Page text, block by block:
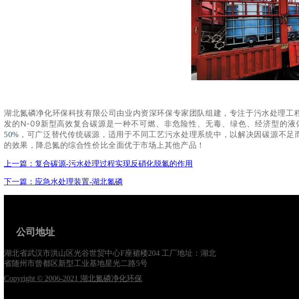
湖北氮磷净化环保科技有限公司由业内资深环保专家团队组建，专注于污水处理
发的N-09新型高效复合碳源是一种不可燃、非危险性、无毒、绿色、经济型的液
50% ，可广泛替代传统碳源，适用于不同工艺污水处理系统中，以解决因碳源不
的效果，降总氮的综合性价比全面优于市场上其他产品！
上一篇：复合碳源-污水处理过程实现反硝化脱氮的作用
下一篇：应急水处理装置-湖北氮磷
公司地址
湖北省武汉市洪山区光谷世贸中心F座裙楼204 工厂地址：湖北
省随州市曾都区新型工业基地星光二路5号
Copyright © 2006-2021 湖北氮磷净化环保